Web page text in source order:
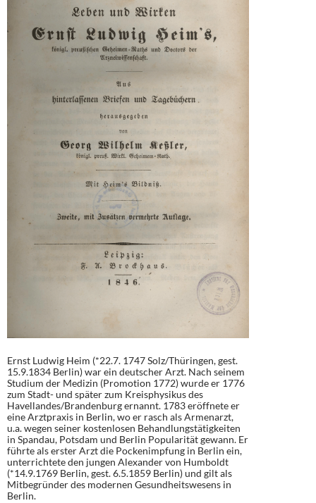
Ernst Ludwig Heim (*22.7. 1747 Solz/Thüringen, gest.
15.9.1834 Berlin) war ein deutscher Arzt. Nach seinem
Studium der Medizin (Promotion 1772) wurde er 1776
zum Stadt- und später zum Kreisphysikus des
Havellandes/Brandenburg ernannt. 1783 eröffnete er
eine Arztpraxis in Berlin, wo er rasch als Armenarzt,
u.a. wegen seiner kostenlosen Behandlungstätigkeiten
in Spandau, Potsdam und Berlin Popularität gewann. Er
führte als erster Arzt die Pockenimpfung in Berlin ein,
unterrichtete den jungen Alexander von Humboldt
(*14.9.1769 Berlin, gest. 6.5.1859 Berlin) und gilt als
Mitbegründer des modernen Gesundheitswesens in
Berlin.